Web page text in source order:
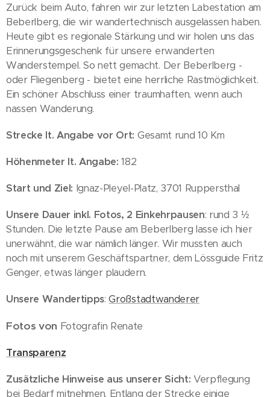
Zurück beim Auto, fahren wir zur letzten Labestation am
Beberlberg, die wir wandertechnisch ausgelassen haben.
Heute gibt es regionale Stärkung und wir holen uns das
Erinnerungsgeschenk für unsere erwanderten
Wanderstempel. So nett gemacht. Der Beberlberg -
oder Fliegenberg - bietet eine herrliche Rastmöglichkeit.
Ein schöner Abschluss einer traumhaften, wenn auch
nassen Wanderung.
Strecke lt. Angabe vor Ort: Gesamt rund 10 Km
Höhenmeter lt. Angabe: 182
Start und Ziel: Ignaz-Pleyel-Platz, 3701 Ruppersthal
Unsere Dauer inkl. Fotos, 2 Einkehrpausen: rund 3 ½
Stunden. Die letzte Pause am Beberlberg lasse ich hier
unerwähnt, die war nämlich länger. Wir mussten auch
noch mit unserem Geschäftspartner, dem Lössguide Fritz
Genger, etwas länger plaudern.
Unsere Wandertipps:Großstadtwanderer
Fotos von Fotografin Renate
Transparenz
Zusätzliche Hinweise aus unserer Sicht: Verpflegung
bei Bedarf mitnehmen. Entlang der Strecke einige